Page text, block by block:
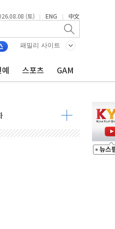
(토) | ENG | 中文
패밀리 사이트
스포츠 GAM
흘 연속 최고치